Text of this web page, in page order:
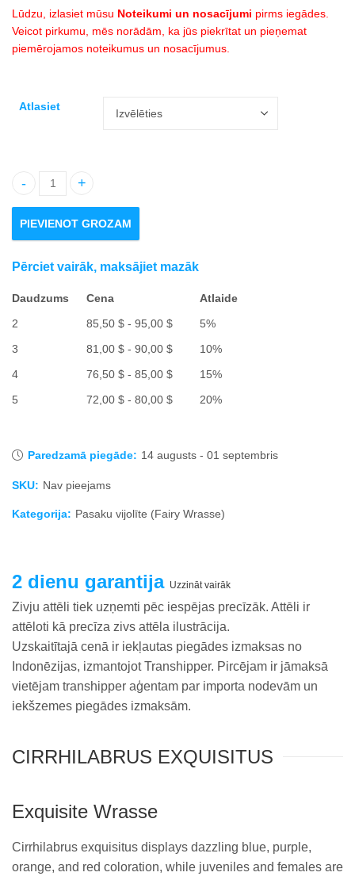
līdz
100,00 $
Lūdzu, izlasiet mūsu Noteikumi un nosacījumi pirms iegādes.
Veicot pirkumu, mēs norādām, ka jūs piekrītat un pieņemat
piemērojamos noteikumus un nosacījumus.
Atlasiet
PIEVIENOT GROZAM
Pērciet vairāk, maksājiet mazāk
Daudzums Cena
Atlaide
2
85,50 $ - 95,00 $Cenu
līdz
5%
3
81,00 $ - 90,00 $Cenu
līdz
10%
4
76,50 $ - 85,00 $Cenu
15%
5
72,00 $ - 80,00 $Cenu
līdz
20%
Paredzamā piegāde: 14 augusts - 01 septembris
SKU: Nav pieejams
Kategorija: Pasaku vijolīte (Fairy Wrasse)
2 dienu garantija Uzzināt vairāk
Zivju attēli tiek uzņemti pēc iespējas precīzāk. Attēli ir
attēloti kā precīza zivs attēla ilustrācija.
Uzskaitītajā cenā ir iekļautas piegādes izmaksas no
Indonēzijas, izmantojot Transhipper. Pircējam ir jāmaksā
vietējam transhipper aģentam par importa nodevām un
iekšzemes piegādes izmaksām.
CIRRHILABRUS EXQUISITUS
Exquisite Wrasse
Cirrhilabrus exquisitus displays dazzling blue, purple,
orange, and red coloration, while juveniles and females are